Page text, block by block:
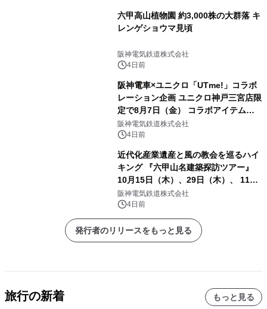
六甲高山植物園 約3,000株の大群落 キ
レンゲショウマ見頃
阪神電気鉄道株式会社
4日前
阪神電車×ユニクロ「UTme!」コラボ
レーション企画 ユニクロ神戸三宮店限
定で8月7日（金） コラボアイテムが
発売決定！
阪神電気鉄道株式会社
4日前
近代化産業遺産と風の教会を巡るハイ
キング 『六甲山名建築探訪ツアー』
10月15日（木）、29日（木）、 11月
5日（木）、12日（木）に開催！
阪神電気鉄道株式会社
4日前
発行者のリリースをもっと見る
旅行の新着 もっと見る